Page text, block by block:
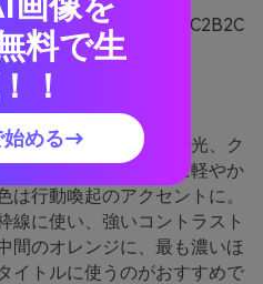
#F6EFE8 #8B7C73 #2C2B2C
ニマル
やダッシュボード
トなクレイや柔らかな光、ク
。淡いベースは画面に軽やか
は行動喚起のアクセントに。
線に使い、強いコントラスト
間のオレンジに、最も濃いほ
イトルに使うのがおすすめで
料で生
！
始める→